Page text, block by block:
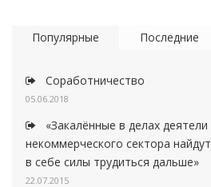
Популярные Последние
Соработничество
05.06.2018
«Закалённые в делах деятели
некоммерческого сектора найдут
в себе силы трудиться дальше»
22.07.2015